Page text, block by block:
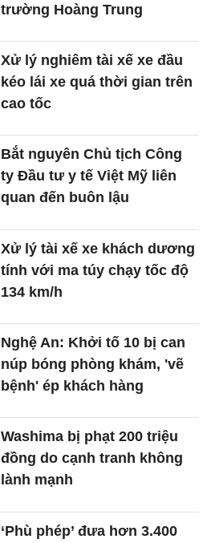
trường Hoàng Trung
Xử lý nghiêm tài xế xe đầu
kéo lái xe quá thời gian trên
cao tốc
Bắt nguyên Chủ tịch Công
ty Đầu tư y tế Việt Mỹ liên
quan đến buôn lậu
Xử lý tài xế xe khách dương
tính với ma túy chạy tốc độ
134 km/h
Nghệ An: Khởi tố 10 bị can
núp bóng phòng khám, 'vẽ
bệnh' ép khách hàng
Washima bị phạt 200 triệu
đồng do cạnh tranh không
lành mạnh
‘Phù phép’ đưa hơn 3.400